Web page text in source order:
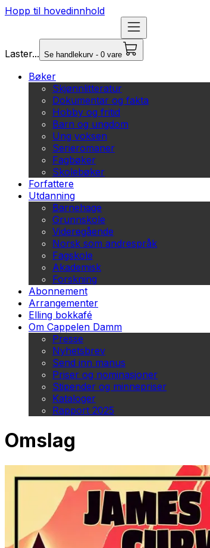
Hopp til hovedinnhold
Laster... Se handlekurv - 0 vare
Bøker
Skjønnlitteratur
Dokumentar og fakta
Hobby og fritid
Barn og ungdom
Ung voksen
Serieromaner
Fagbøker
Skolebøker
Forfattere
Utdanning
Barnehage
Grunnskole
Videregående
Norsk som andrespråk
Fagskole
Akademisk
Forskning
Abonnement
Arrangementer
Elling bokkafé
Om Cappelen Damm
Presse
Nyhetsbrev
Send inn manus
Priser og nominasjoner
Stipender og minnepriser
Kataloger
Rapport 2025
Omslag